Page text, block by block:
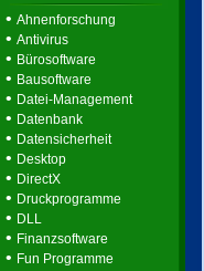
• Ahnenforschung
• Antivirus
• Bürosoftware
• Bausoftware
• Datei-Management
• Datenbank
• Datensicherheit
• Desktop
• DirectX
• Druckprogramme
• DLL
• Finanzsoftware
• Fun Programme